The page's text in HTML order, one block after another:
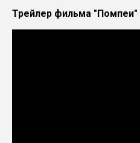
Трейлер фильма "Помпеи"